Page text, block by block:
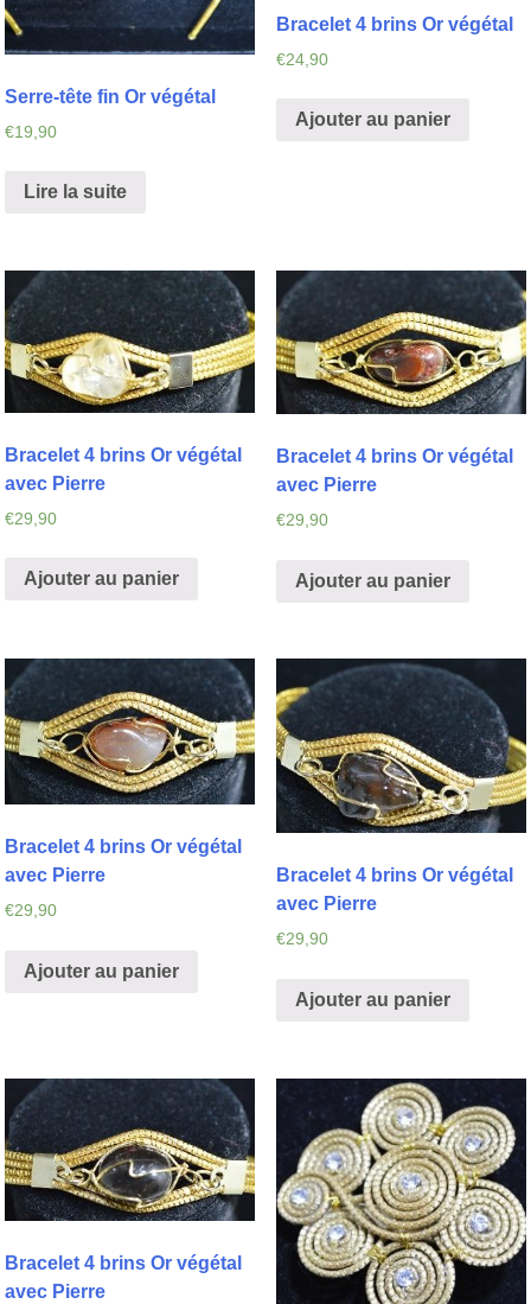
Serre-tête fin Or végétal
€19,90
Lire la suite
Bracelet 4 brins Or végétal
€24,90
Ajouter au panier
Bracelet 4 brins Or végétal
avec Pierre
€29,90
Ajouter au panier
Bracelet 4 brins Or végétal
avec Pierre
€29,90
Ajouter au panier
Bracelet 4 brins Or végétal
avec Pierre
€29,90
Ajouter au panier
Bracelet 4 brins Or végétal
avec Pierre
€29,90
Ajouter au panier
Bracelet 4 brins Or végétal
avec Pierre